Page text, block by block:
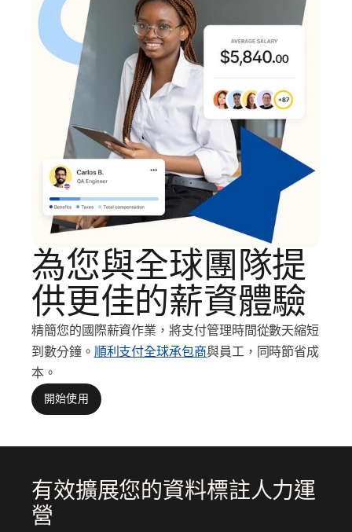
為您與全球團隊提
供更佳的薪資體驗
精簡您的國際薪資作業，將支付管理時間從數天縮短
到數分鐘。 順利支付全球承包商與員工，同時節省成
本。
開始使用
有效擴展您的資料標註人力運
營